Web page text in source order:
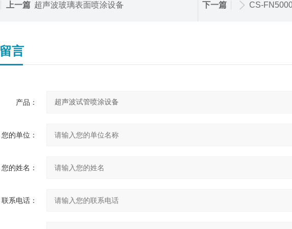
上一篇 超声波玻璃表面喷涂设备 下一篇 CS-FN5000-
言
产品：
您的单位：
您的姓名：
联系电话：